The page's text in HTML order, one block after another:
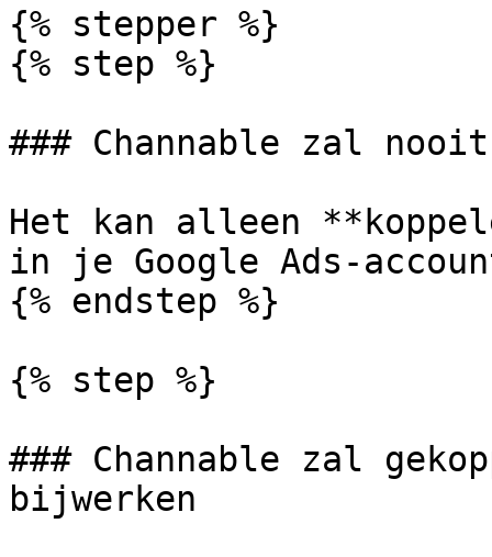
{% stepper %}
{% step %}
### Channable zal nooit
Het kan alleen
in je Google Ads-
{% endstep %}
{% step %}
### Channable zal
bijwerken